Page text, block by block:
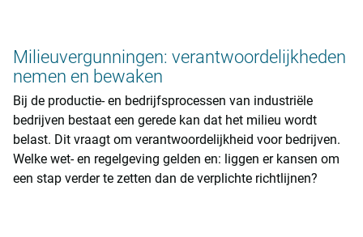
Milieuvergunningen: verantwoordelijkheden
nemen en bewaken
Bij de productie- en bedrijfsprocessen van industriële
bedrijven bestaat een gerede kan dat het milieu wordt
belast. Dit vraagt om verantwoordelijkheid voor bedrijven.
Welke wet- en regelgeving gelden en: liggen er kansen om
een stap verder te zetten dan de verplichte richtlijnen?